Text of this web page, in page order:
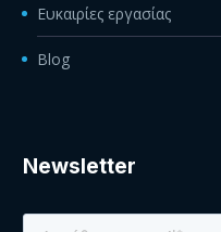
Ευκαιρίες εργασίας
Blog
Newsletter